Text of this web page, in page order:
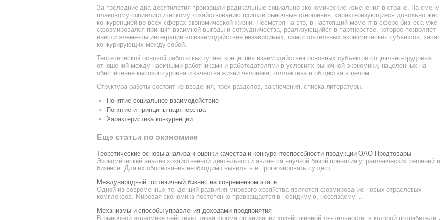
За последние два десятилетия произошли радикальные социально-экономические изменения в стране. На смену
плановому социалистическому хозяйствованию пришли рыночные отношения, характеризующиеся довольно
конкуренцией во всех сферах экономической жизни. Несмотря на это, в настоящий момент в сфере бизнеса уже
сформировался принцип взаимной выгоды и сотрудничества, реализующийся в партнерстве, которое позволяет
внести элементы интеграции во взаимодействие независимых, самостоятельных экономических субъектов,
конкурирующих между собой.
Теоретической основой работы выступает концепция взаимодействия основных субъектов социально-трудовых
отношений между наемными работниками и работодателями в условиях рыночной экономики, нацеленных на
обеспечение высокого уровня и качества жизни человека, коллектива и общества в целом.
Структура работы состоит из введения, трех разделов, заключения, списка литературы.
Понятие социальное взаимодействие
Понятие и принципы партнерства
Характеристика конкуренции
Еще статьи по экономике
Теоретические основы анализа и оценки качества и конкурентоспособности продукции ОАО Продтовары
Экономический анализ хозяйственной деятельности является научной базой принятия управленческих решений в
бизнесе. Для их обоснования необходимо выявлять и прогнозировать сущест ...
Международный гостиничный бизнес на современном этапе
Одной из современных тенденций развития мирового хозяйства является формирование новых отраслевых
комплексов. Мировая экономика постепенно превращается в невидимую, неосязаему ...
Механизмы и способы управления доходами предприятия
В рыночной экономике действует такая форма организации хозяйственной деятельности, в которой потребители